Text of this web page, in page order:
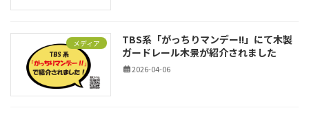
メディア
TBS系「がっちりマンデー!!」にて木製
ガードレール木景が紹介されました
2026-04-06